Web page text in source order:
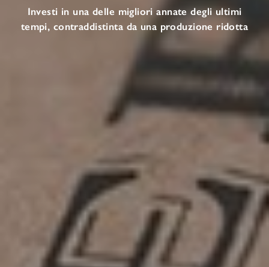
Investi in una delle migliori annate degli ultimi
tempi, contraddistinta da una produzione ridotta